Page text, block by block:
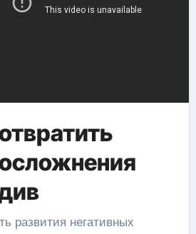
развития негативных